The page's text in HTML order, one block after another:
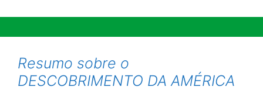
Resumo sobre o
DESCOBRIMENTO DA AMÉRICA